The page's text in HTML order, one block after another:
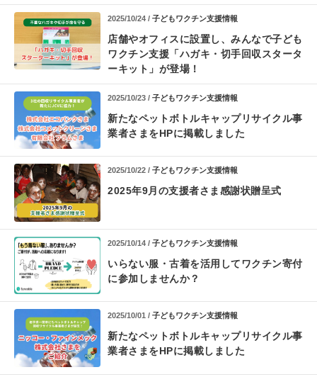
2025/10/24 /子どもワクチン支援情報
店舗やオフィスに設置し、みんなで子ども
ワクチン支援 「ハガキ・切手回収スタータ
ーキット」が登場！
2025/10/23 /子どもワクチン支援情報
新たなペットボトルキャップリサイクル事
業者さまをHPに掲載しました
2025/10/22 /子どもワクチン支援情報
2025年9月の支援者さま感謝状贈呈式
2025/10/14 /子どもワクチン支援情報
いらない服・古着を活用して ワクチン寄付
に参加しませんか？
2025/10/01 /子どもワクチン支援情報
新たなペットボトルキャップリサイクル事
業者さまをHPに掲載しました